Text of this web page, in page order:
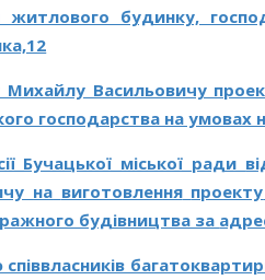
житлового будинку,
Васильовичу
господарства на умовах
Бучацької міської ради
на виготовлення проекту
будівництва за